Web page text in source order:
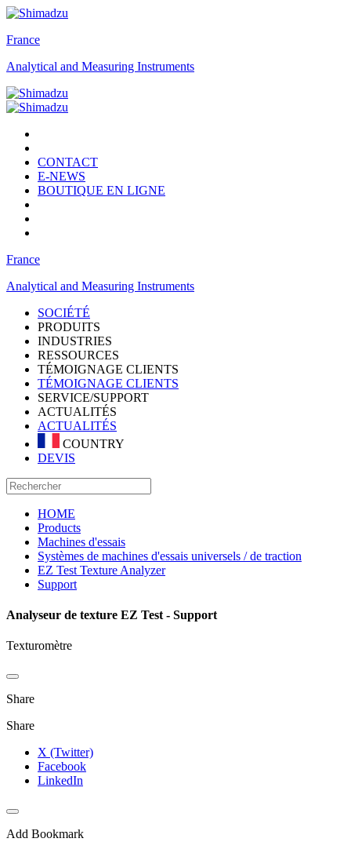
France
Analytical and Measuring Instruments
CONTACT
E-NEWS
BOUTIQUE EN LIGNE
France
Analytical and Measuring Instruments
SOCIÉTÉ
PRODUITS
INDUSTRIES
RESSOURCES
TÉMOIGNAGE CLIENTS
TÉMOIGNAGE CLIENTS
SERVICE/SUPPORT
ACTUALITÉS
ACTUALITÉS
COUNTRY
DEVIS
HOME
Products
Machines d'essais
Systèmes de machines d'essais universels / de traction
EZ Test Texture Analyzer
Support
Analyseur de texture EZ Test - Support
Texturomètre
Share
Share
X (Twitter)
Facebook
LinkedIn
Add Bookmark